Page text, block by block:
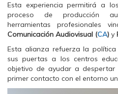
r
e
e
n
u
n
v
e
n
t
a
n
a
e
u
n
a
e
n
t
a
n
a
n
r
n
u
n
a
v
e
n
t
a
n
a
Esta experiencia permitirá a
proceso de producción
herramientas profesionales
Comunicación Audiovisual (CA) y
Esta alianza refuerza la política
sus puertas a los centros
objetivo de ayudar a despertar
primer contacto con el entorno